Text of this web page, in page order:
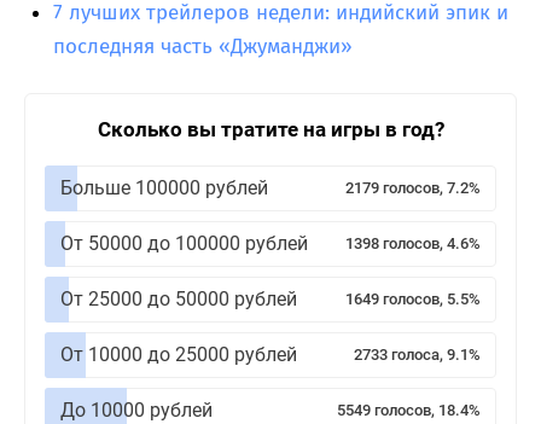
7 лучших трейлеров недели: индийский эпик и
последняя часть «Джуманджи»
Сколько вы тратите на игры в год?
Больше 100000 рублей 2179 голосов, 7.2%
От 50000 до 100000 рублей 1398 голосов, 4.6%
От 25000 до 50000 рублей 1649 голосов, 5.5%
От 10000 до 25000 рублей 2733 голоса, 9.1%
До 10000 рублей 5549 голосов, 18.4%